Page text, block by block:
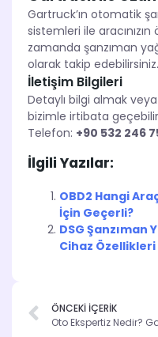
Gartruck’ın otomatik
sistemleri ile
zamanda şanzıman
olarak takip edebilirsiniz.
İletişim Bilgileri
Detaylı bilgi almak
bizimle irtibata
Telefon: +90 532 246
İlgili Yazılar:
OBD2 Hangi
İçin Geçerli?
DSG Şanzıman
Cihaz Özellikleri
ÖNCEKİ İÇERİK